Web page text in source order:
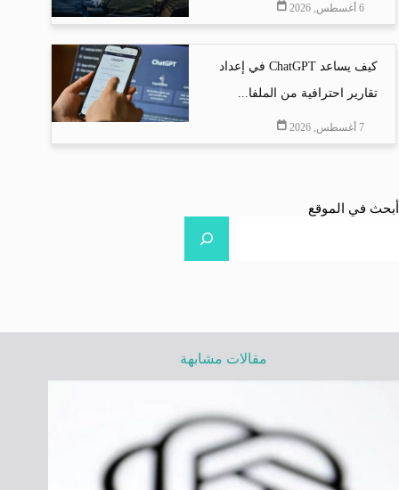
6 أغسطس, 2026
كيف يساعد ChatGPT في إعداد
تقارير احترافية من الملفا...
7 أغسطس, 2026
أبحث في الموقع
مقالات مشابهة